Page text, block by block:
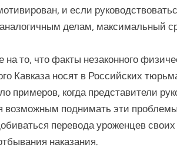
и если
делам, максимальный
то, что факты незаконного
Кавказа носят в Российских
примеров, когда представители
возможным поднимать эти
перевода уроженцев своих
наказания.